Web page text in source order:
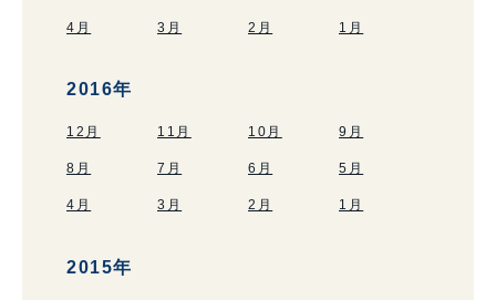
4月 3月 2月 1月
2016年
12月 11月 10月 9月
8月 7月 6月 5月
4月 3月 2月 1月
2015年